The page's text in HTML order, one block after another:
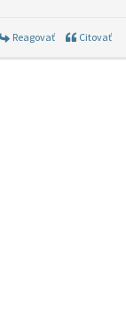
Reagovať Citovať